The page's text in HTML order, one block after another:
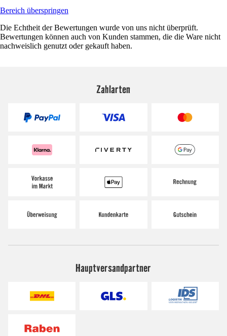
Bereich überspringen
Die Echtheit der Bewertungen wurde von uns nicht überprüft.
Bewertungen können auch von Kunden stammen, die die Ware nicht
nachweislich genutzt oder gekauft haben.
Zahlarten
Hauptversandpartner